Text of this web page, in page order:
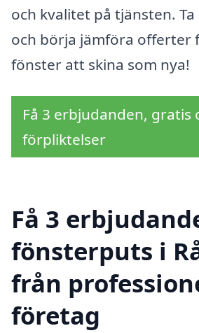
och kvalitet på tjänsten.
och börja jämföra offerter
fönster att skina som nya!
Få 3 erbjudanden, gratis
förpliktelser
Få 3
fönsterputs i
från
företag